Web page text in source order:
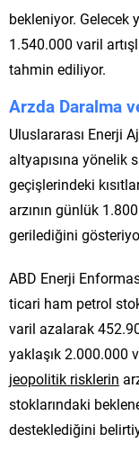
bekleniyor. Gelecek
1.540.000 varil
tahmin ediliyor.
Arzda Daralma
Uluslararası Enerji
altyapısına yönelik
geçişlerindeki
arzının günlük
gerilediğini
ABD Enerji
ticari ham petrol
varil azalarak
yaklaşık 2.000.000
jeopolitik risklerin
stoklarındaki
desteklediğini